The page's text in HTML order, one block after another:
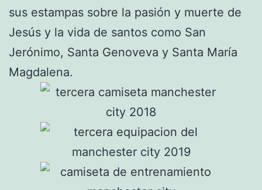
sus estampas sobre la pasión y muerte de
Jesús y la vida de santos como San
Jerónimo, Santa Genoveva y Santa María
Magdalena.